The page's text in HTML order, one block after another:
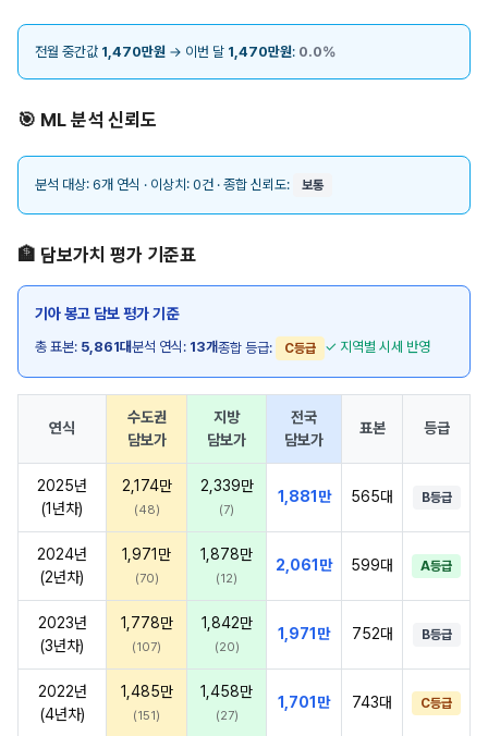
전월 중간값 1,470만원 → 이번 달 1,470만원: 0.0%
🎯 ML 분석 신뢰도
분석 대상: 6개 연식 · 이상치: 0건 · 종합 신뢰도: 보통
🏦 담보가치 평가 기준표
기아 봉고 담보 평가 기준
총 표본: 5,861대분석 연식: 13개종합 등급: C등급 ✓ 지역별 시세 반영
연식
수도권
담보가
지방
담보가
전국
담보가
표본 등급
2025년
(1년차)
2,174만
(48)
2,339만
(7)
1,881만 565대 B등급
2024년
(2년차)
1,971만
(70)
1,878만
(12)
2,061만 599대 A등급
2023년
(3년차)
1,778만
(107)
1,842만
(20)
1,971만 752대 B등급
2022년
(4년차)
1,485만
(151)
1,458만
(27)
1,701만 743대 C등급